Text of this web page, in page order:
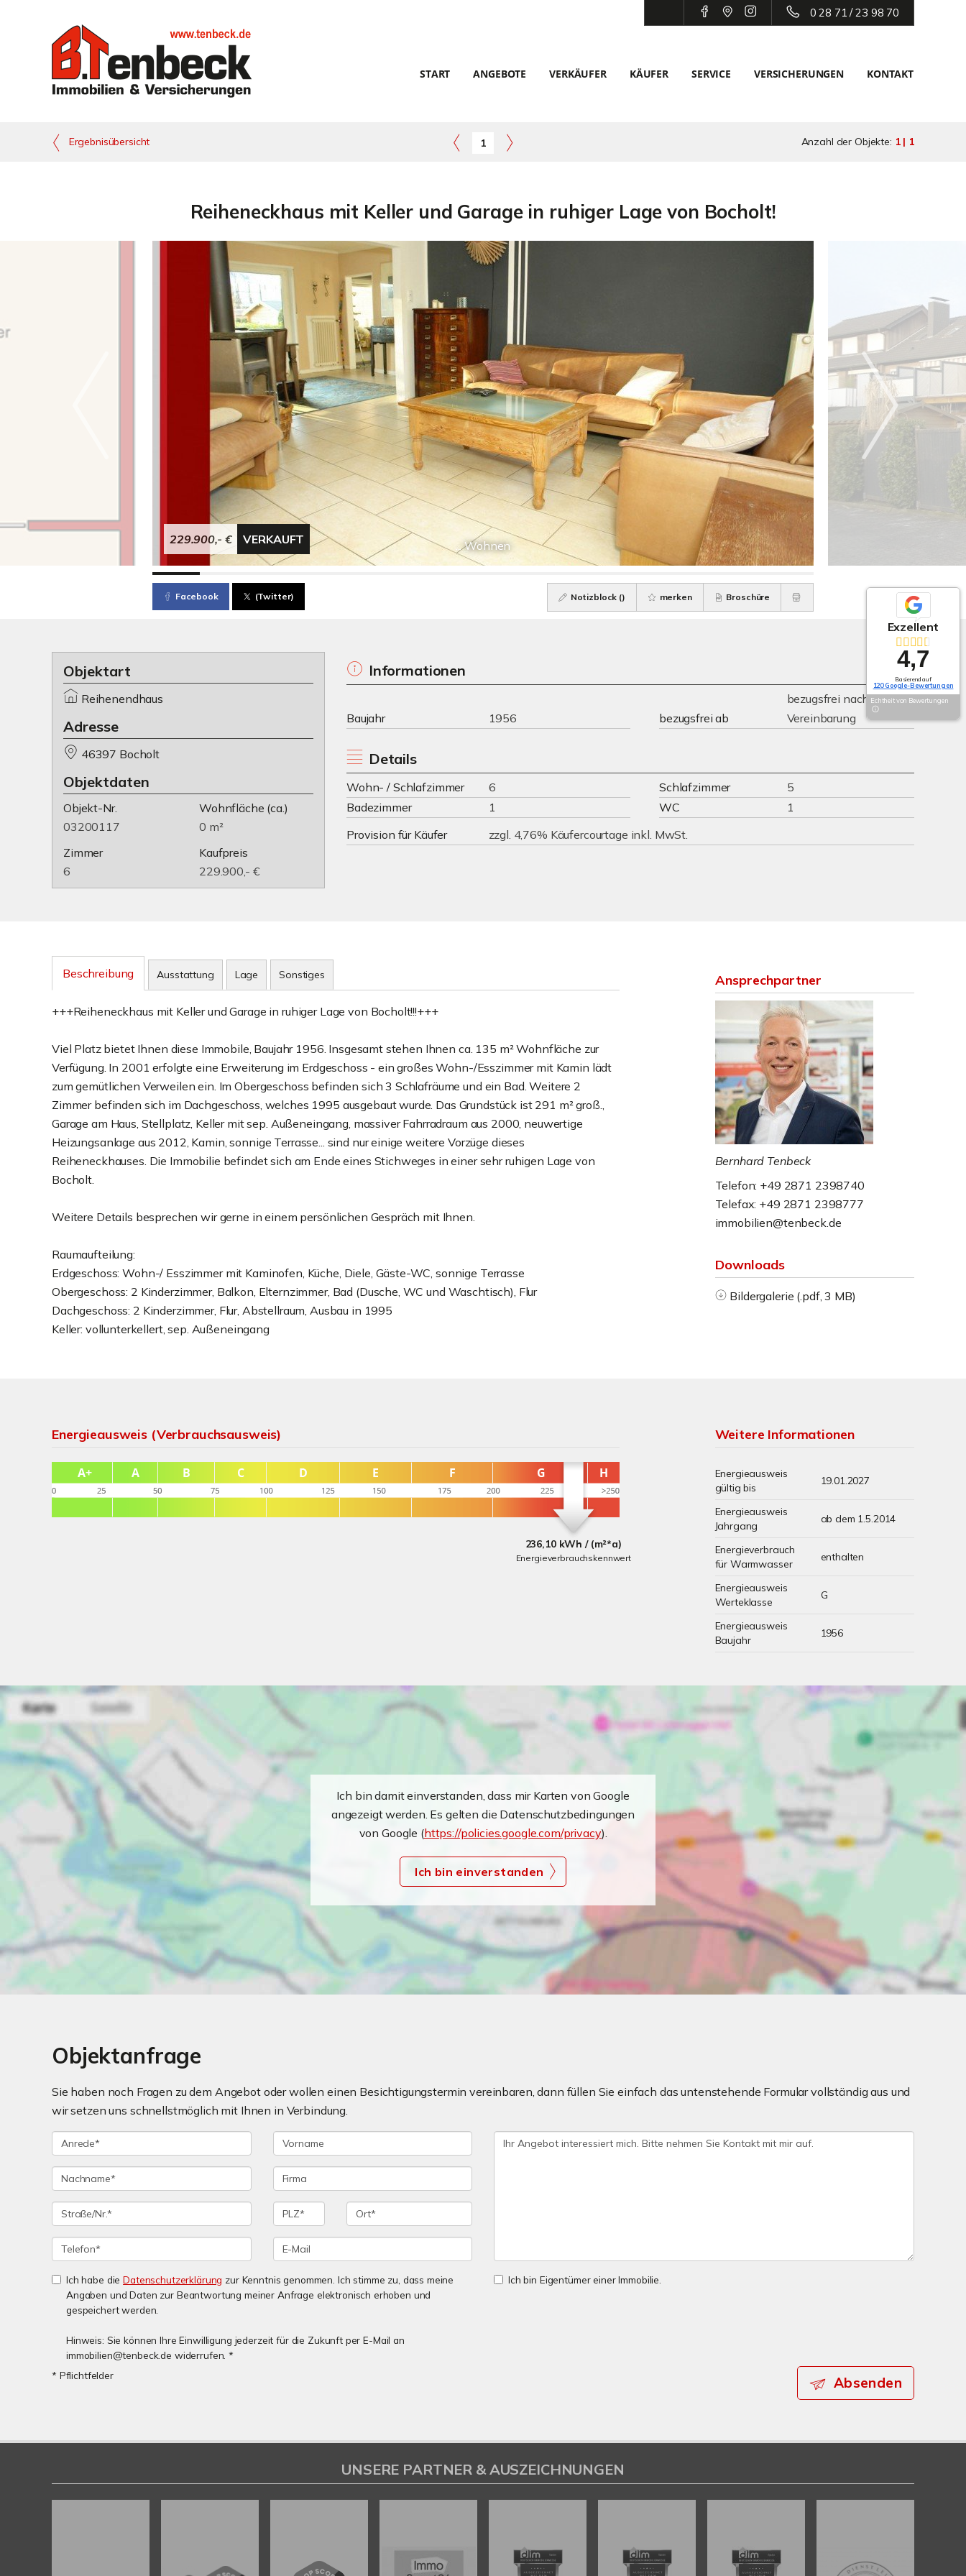
0 28 71 / 23 98 70
START ANGEBOTE VERKÄUFER KÄUFER SERVICE VERSICHERUNGEN KONTAKT
Ergebnisübersicht 1 Anzahl der Objekte: 1 | 1
Reiheneckhaus mit Keller und Garage in ruhiger Lage von Bocholt!
... Wohnen
229.900,- € VERKAUFT
Facebook (Twitter) Notizblock () merken Broschüre
Objektart
Reihenendhaus
Adresse
46397 Bocholt
Objektdaten
Objekt-Nr.
03200117
Wohnfläche (ca.)
0 m²
Zimmer
6
Kaufpreis
229.900,- €
Informationen
Baujahr 1956 bezugsfrei ab
bezugsfrei nach
Vereinbarung
Details
Wohn- / Schlafzimmer 6 Schlafzimmer
5
Badezimmer
1 WC
1
Provision für Käufer
zzgl. 4,76% Käufercourtage inkl. MwSt.
Beschreibung Ausstattung Lage Sonstiges
+++Reiheneckhaus mit Keller und Garage in ruhiger Lage von Bocholt!!!+++
Viel Platz bietet Ihnen diese Immobile, Baujahr 1956. Insgesamt stehen Ihnen ca. 135 m² Wohnfläche zur
Verfügung. In 2001 erfolgte eine Erweiterung im Erdgeschoss - ein großes Wohn-/Esszimmer mit Kamin lädt
zum gemütlichen Verweilen ein. Im Obergeschoss befinden sich 3 Schlafräume und ein Bad. Weitere 2
Zimmer befinden sich im Dachgeschoss, welches 1995 ausgebaut wurde. Das Grundstück ist 291 m² groß.,
Garage am Haus, Stellplatz, Keller mit sep. Außeneingang, massiver Fahrradraum aus 2000, neuwertige
Heizungsanlage aus 2012, Kamin, sonnige Terrasse... sind nur einige weitere Vorzüge dieses
Reiheneckhauses. Die Immobilie befindet sich am Ende eines Stichweges in einer sehr ruhigen Lage von
Bocholt.
Weitere Details besprechen wir gerne in einem persönlichen Gespräch mit Ihnen.
Raumaufteilung:
Erdgeschoss: Wohn-/ Esszimmer mit Kaminofen, Küche, Diele, Gäste-WC, sonnige Terrasse
Obergeschoss: 2 Kinderzimmer, Balkon, Elternzimmer, Bad (Dusche, WC und Waschtisch), Flur
Dachgeschoss: 2 Kinderzimmer, Flur, Abstellraum, Ausbau in 1995
Keller: vollunterkellert, sep. Außeneingang
Ansprechpartner
Bernhard Tenbeck
Telefon: +49 2871 2398740
Telefax: +49 2871 2398777
immobilien@tenbeck.de
Downloads
Bildergalerie (.pdf, 3 MB)
Energieausweis (Verbrauchsausweis)
236,10 kWh / (m²*a)
Energieverbrauchskennwert
Weitere Informationen
Energieausweis
gültig bis
19.01.2027
Energieausweis
Jahrgang
ab dem 1.5.2014
Energieverbrauch
für Warmwasser
enthalten
Energieausweis
Werteklasse
G
Energieausweis
Baujahr
1956
Ich bin damit einverstanden, dass mir Karten von Google
angezeigt werden. Es gelten die Datenschutzbedingungen
von Google (https://policies.google.com/privacy).
Ich bin einverstanden
Objektanfrage
Sie haben noch Fragen zu dem Angebot oder wollen einen Besichtigungstermin vereinbaren, dann füllen Sie einfach das untenstehende Formular vollständig aus und
wir setzen uns schnellstmöglich mit Ihnen in Verbindung.
Ich habe dieDatenschutzerklärung zur Kenntnis genommen. Ich stimme zu, dass meine
Angaben und Daten zur Beantwortung meiner Anfrage elektronisch erhoben und
gespeichert werden.
Hinweis: Sie können Ihre Einwilligung jederzeit für die Zukunft per E-Mail an
immobilien@tenbeck.de widerrufen. *
Ich bin Eigentümer einer Immobilie.
* Pflichtfelder Absenden
Exzellent
4,7
Basierend auf
120 Google-Bewertungen
Echtheit von Bewertungen
UNSERE PARTNER & AUSZEICHNUNGEN